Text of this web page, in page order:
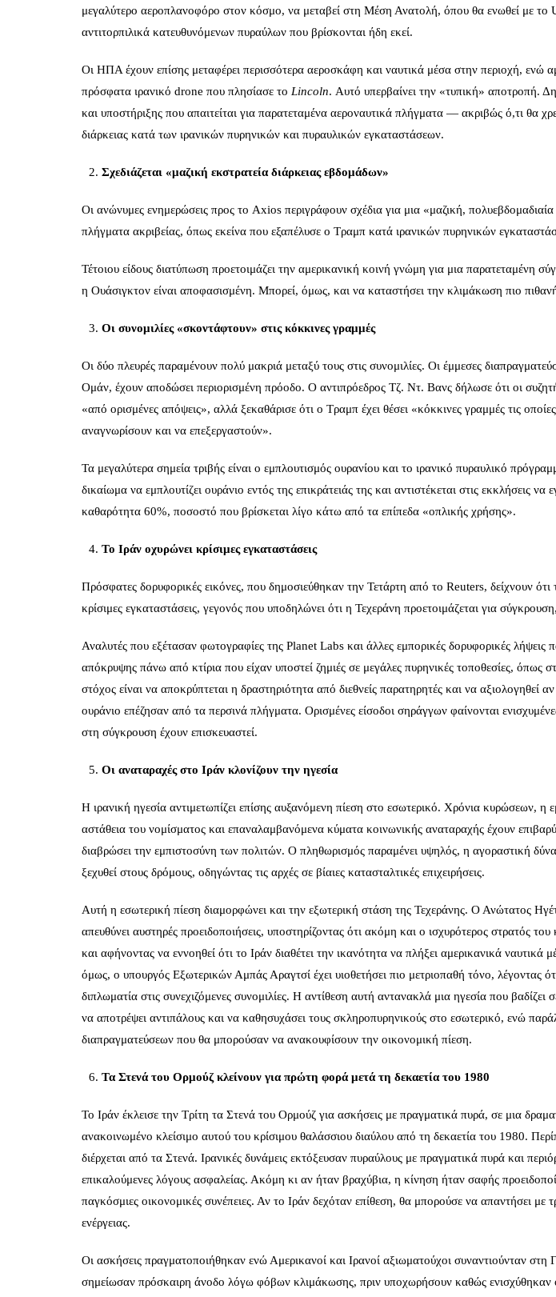
μεγαλύτερο αεροπλανοφόρο στον κόσμο, να μεταβεί στη Μέση Ανατολή, όπου θα ενωθεί με το
αντιτορπιλικά κατευθυνόμενων πυραύλων που βρίσκονται ήδη εκεί.
Οι ΗΠΑ έχουν επίσης μεταφέρει περισσότερα αεροσκάφη και ναυτικά μέσα στην περιοχή, ενώ
πρόσφατα ιρανικό drone που πλησίασε το Lincoln. Αυτό υπερβαίνει την «τυπική» αποτροπή.
και υποστήριξης που απαιτείται για παρατεταμένα αεροναυτικά πλήγματα — ακριβώς ό,τι θα
διάρκειας κατά των ιρανικών πυρηνικών και πυραυλικών εγκαταστάσεων.
Σχεδιάζεται «μαζική εκστρατεία διάρκειας εβδομάδων»
Οι ανώνυμες ενημερώσεις προς το Axios περιγράφουν σχέδια για μια «μαζική,
πλήγματα ακριβείας, όπως εκείνα που εξαπέλυσε ο Τραμπ κατά ιρανικών πυρηνικών
Τέτοιου είδους διατύπωση προετοιμάζει την αμερικανική κοινή γνώμη για μια παρατεταμένη
η Ουάσιγκτον είναι αποφασισμένη. Μπορεί, όμως, και να καταστήσει την κλιμάκωση πιο
Οι συνομιλίες «σκοντάφτουν» στις κόκκινες γραμμές
Οι δύο πλευρές παραμένουν πολύ μακριά μεταξύ τους στις συνομιλίες. Οι έμμεσες
Ομάν, έχουν αποδώσει περιορισμένη πρόοδο. Ο αντιπρόεδρος Τζ. Ντ. Βανς δήλωσε ότι οι
«από ορισμένες απόψεις», αλλά ξεκαθάρισε ότι ο Τραμπ έχει θέσει «κόκκινες γραμμές τις
αναγνωρίσουν και να επεξεργαστούν».
Τα μεγαλύτερα σημεία τριβής είναι ο εμπλουτισμός ουρανίου και το ιρανικό πυραυλικό
δικαίωμα να εμπλουτίζει ουράνιο εντός της επικράτειάς της και αντιστέκεται στις εκκλήσεις
καθαρότητα 60%, ποσοστό που βρίσκεται λίγο κάτω από τα επίπεδα «οπλικής χρήσης».
Το Ιράν οχυρώνει κρίσιμες εγκαταστάσεις
Πρόσφατες δορυφορικές εικόνες, που δημοσιεύθηκαν την Τετάρτη από το Reuters, δείχνουν ότι
κρίσιμες εγκαταστάσεις, γεγονός που υποδηλώνει ότι η Τεχεράνη προετοιμάζεται για
Αναλυτές που εξέτασαν φωτογραφίες της Planet Labs και άλλες εμπορικές δορυφορικές λήψεις
απόκρυψης πάνω από κτίρια που είχαν υποστεί ζημιές σε μεγάλες πυρηνικές τοποθεσίες, όπως
στόχος είναι να αποκρύπτεται η δραστηριότητα από διεθνείς παρατηρητές και να αξιολογηθεί
ουράνιο επέζησαν από τα περσινά πλήγματα. Ορισμένες είσοδοι σηράγγων φαίνονται
στη σύγκρουση έχουν επισκευαστεί.
Οι αναταραχές στο Ιράν κλονίζουν την ηγεσία
Η ιρανική ηγεσία αντιμετωπίζει επίσης αυξανόμενη πίεση στο εσωτερικό. Χρόνια κυρώσεων, η
αστάθεια του νομίσματος και επαναλαμβανόμενα κύματα κοινωνικής αναταραχής έχουν
διαβρώσει την εμπιστοσύνη των πολιτών. Ο πληθωρισμός παραμένει υψηλός, η αγοραστική
ξεχυθεί στους δρόμους, οδηγώντας τις αρχές σε βίαιες κατασταλτικές επιχειρήσεις.
Αυτή η εσωτερική πίεση διαμορφώνει και την εξωτερική στάση της Τεχεράνης. Ο Ανώτατος
απευθύνει αυστηρές προειδοποιήσεις, υποστηρίζοντας ότι ακόμη και ο ισχυρότερος στρατός
και αφήνοντας να εννοηθεί ότι το Ιράν διαθέτει την ικανότητα να πλήξει αμερικανικά ναυτικά
όμως, ο υπουργός Εξωτερικών Αμπάς Αραγτσί έχει υιοθετήσει πιο μετριοπαθή τόνο, λέγοντας
διπλωματία στις συνεχιζόμενες συνομιλίες. Η αντίθεση αυτή αντανακλά μια ηγεσία που βαδίζει
να αποτρέψει αντιπάλους και να καθησυχάσει τους σκληροπυρηνικούς στο εσωτερικό, ενώ
διαπραγματεύσεων που θα μπορούσαν να ανακουφίσουν την οικονομική πίεση.
Τα Στενά του Ορμούζ κλείνουν για πρώτη φορά μετά τη δεκαετία του 1980
Το Ιράν έκλεισε την Τρίτη τα Στενά του Ορμούζ για ασκήσεις με πραγματικά πυρά, σε μια
ανακοινωμένο κλείσιμο αυτού του κρίσιμου θαλάσσιου διαύλου από τη δεκαετία του 1980.
διέρχεται από τα Στενά. Ιρανικές δυνάμεις εκτόξευσαν πυραύλους με πραγματικά πυρά και
επικαλούμενες λόγους ασφαλείας. Ακόμη κι αν ήταν βραχύβια, η κίνηση ήταν σαφής
παγκόσμιες οικονομικές συνέπειες. Αν το Ιράν δεχόταν επίθεση, θα μπορούσε να απαντήσει με
ενέργειας.
Οι ασκήσεις πραγματοποιήθηκαν ενώ Αμερικανοί και Ιρανοί αξιωματούχοι συναντιούνταν στη
σημείωσαν πρόσκαιρη άνοδο λόγω φόβων κλιμάκωσης, πριν υποχωρήσουν καθώς ενισχύθηκαν οι